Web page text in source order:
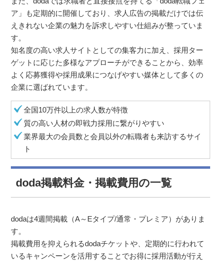
ア」も定期的に開催しており、求人広告の掲載だけでは伝
えきれない企業の魅力を訴求しやすい仕組みが整っていま
す。
知名度の高い求人サイトとしての集客力に加え、採用ター
ゲットに応じた多様なアプローチができることから、効率
よく応募獲得や採用成果につなげやすい媒体として多くの
企業に選ばれています。
全国10万件以上の求人数が特徴
質の高い人材の即戦力採用に繋がりやすい
業界最大の会員数と会員以外の転職者も来訪するサイ
ト
doda掲載料金・掲載費用の一覧
dodaは4週間掲載（A～Eタイプ/通常・プレミア）がありま
す。
掲載費用を抑えられるdodaチケットや、定期的に行われて
いるキャンペーンを活用することでお得に採用活動が行え